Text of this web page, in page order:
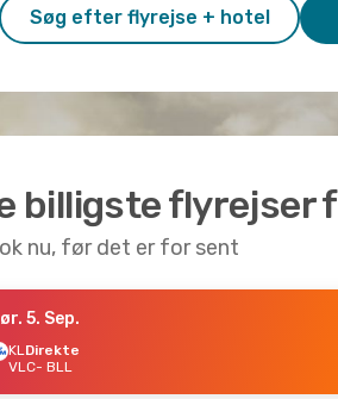
Søg efter flyrejse + hotel
billigste flyrejser
nu, før det er for sent
5. Sep.
KLDirekte
VLC- BLL